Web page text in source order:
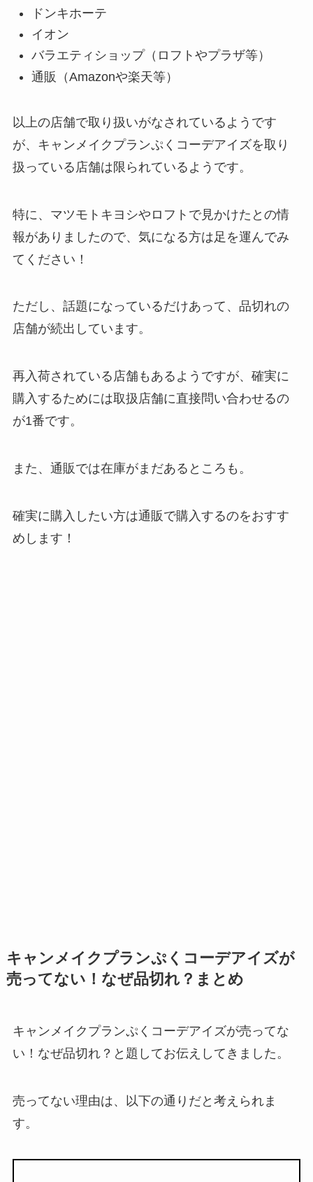
ドンキホーテ
イオン
バラエティショップ（ロフトやプラザ等）
通販（Amazonや楽天等）
以上の店舗で取り扱いがなされているようです
が、キャンメイクプランぷくコーデアイズを取り
扱っている店舗は限られているようです。
特に、マツモトキヨシやロフトで見かけたとの情
報がありましたので、気になる方は足を運んでみ
てください！
ただし、話題になっているだけあって、品切れの
店舗が続出しています。
再入荷されている店舗もあるようですが、確実に
購入するためには取扱店舗に直接問い合わせるの
が1番です。
また、通販では在庫がまだあるところも。
確実に購入したい方は通販で購入するのをおすす
めします！
キャンメイクプランぷくコーデアイズが
売ってない！なぜ品切れ？まとめ
キャンメイクプランぷくコーデアイズが売ってな
い！なぜ品切れ？と題してお伝えしてきました。
売ってない理由は、以下の通りだと考えられま
す。